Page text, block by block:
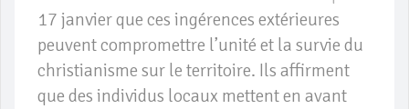
17 janvier que ces ingérences extérieures
peuvent compromettre l’unité et la survie du
christianisme sur le territoire. Ils affirment
que des individus locaux mettent en avant